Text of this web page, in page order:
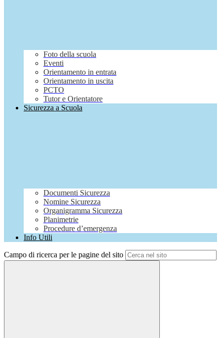
Foto della scuola
Eventi
Orientamento in entrata
Orientamento in uscita
PCTO
Tutor e Orientatore
Sicurezza a Scuola
Documenti Sicurezza
Nomine Sicurezza
Organigramma Sicurezza
Planimetrie
Procedure d’emergenza
Info Utili
Campo di ricerca per le pagine del sito